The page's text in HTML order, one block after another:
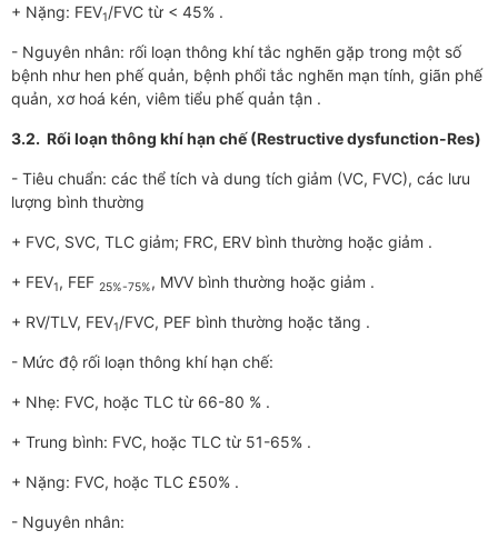
+ Nặng: FEV1/FVC từ < 45% .
- Nguyên nhân: rối loạn thông khí tắc nghẽn gặp trong một số
bệnh như hen phế quản, bệnh phổi tắc nghẽn mạn tính, giãn phế
quản, xơ hoá kén, viêm tiểu phế quản tận .
3.2. Rối loạn thông khí hạn chế (Restructive dysfunction-Res)
- Tiêu chuẩn: các thể tích và dung tích giảm (VC, FVC), các lưu
lượng bình thường
+ FVC, SVC, TLC giảm; FRC, ERV bình thường hoặc giảm .
+ FEV1, FEF 25%-75%, MVV bình thường hoặc giảm .
+ RV/TLV, FEV1/FVC, PEF bình thường hoặc tăng .
- Mức độ rối loạn thông khí hạn chế:
+ Nhẹ: FVC, hoặc TLC từ 66-80 % .
+ Trung bình: FVC, hoặc TLC từ 51-65% .
+ Nặng: FVC, hoặc TLC £50% .
- Nguyên nhân: